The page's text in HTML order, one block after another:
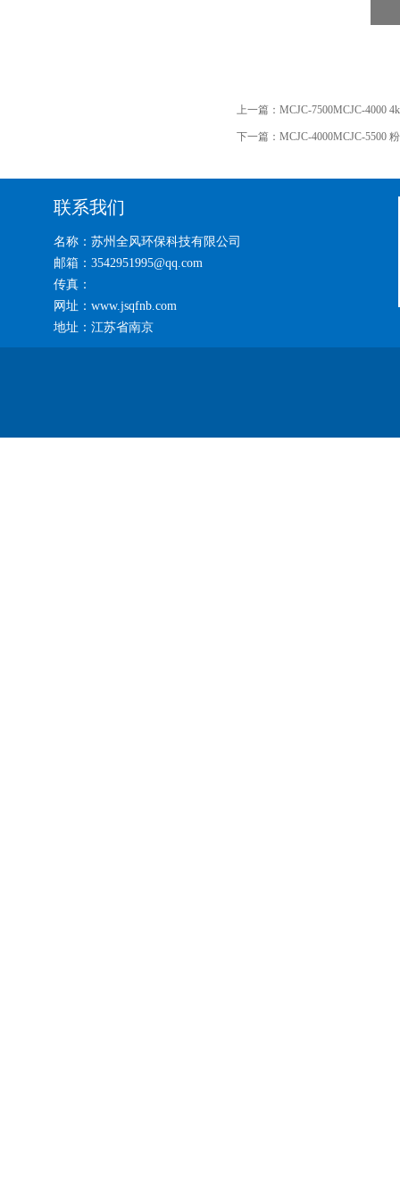
上一篇： MCJC-7500MCJC-4000
下一篇： MCJC-4000MCJC-5500
联系我们
名称：苏州全风环保科技有限公司
邮箱：3542951995@qq.com
传真：
网址：www.jsqfnb.com
地址：江苏省南京